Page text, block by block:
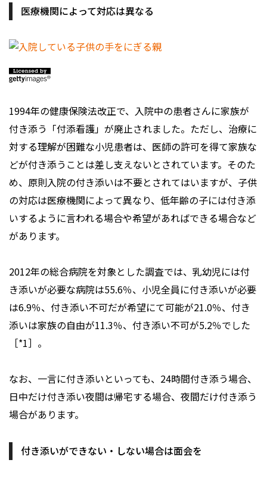
医療機関によって対応は異なる
1994年の健康保険法改正で、入院中の患者さんに家族が
付き添う「付添看護」が廃止されました。ただし、治療に
対する理解が困難な小児患者は、医師の許可を得て家族な
どが付き添うことは差し支えないとされています。そのた
め、原則入院の付き添いは不要とされてはいますが、子供
の対応は医療機関によって異なり、低年齢の子には付き添
いするように言われる場合や希望があればできる場合など
があります。
2012年の総合病院を対象とした調査では、乳幼児には付
き添いが必要な病院は55.6％、小児全員に付き添いが必要
は6.9％、付き添い不可だが希望にて可能が21.0％、付き
添いは家族の自由が11.3％、付き添い不可が5.2％でした
［*1］。
なお、一言に付き添いといっても、24時間付き添う場合、
日中だけ付き添い夜間は帰宅する場合、夜間だけ付き添う
場合があります。
付き添いができない・しない場合は面会を